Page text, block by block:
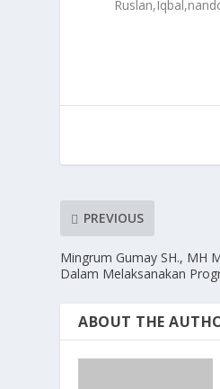
PREVIOUS
Mingrum Gumay SH., MH
Dalam Melaksanakan
ABOUT THE